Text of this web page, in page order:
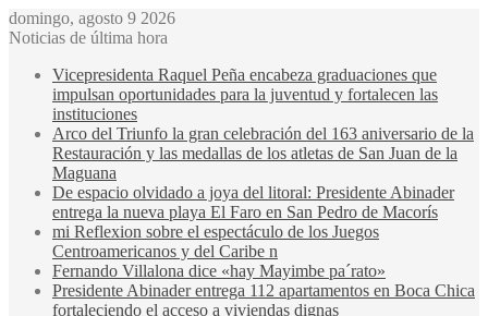
domingo, agosto 9 2026
Noticias de última hora
Vicepresidenta Raquel Peña encabeza graduaciones que
impulsan oportunidades para la juventud y fortalecen las
instituciones
Arco del Triunfo la gran celebración del 163 aniversario de la
Restauración y las medallas de los atletas de San Juan de la
Maguana
De espacio olvidado a joya del litoral: Presidente Abinader
entrega la nueva playa El Faro en San Pedro de Macorís
mi Reflexion sobre el espectáculo de los Juegos
Centroamericanos y del Caribe n
Fernando Villalona dice «hay Mayimbe pa´rato»
Presidente Abinader entrega 112 apartamentos en Boca Chica
fortaleciendo el acceso a viviendas dignas